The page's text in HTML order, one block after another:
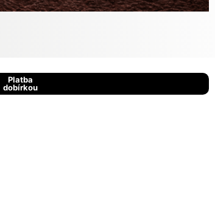
Platba
dobírkou